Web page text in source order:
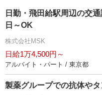
日勤・飛田給駅周辺の交
日～OK
株式会社MSK
日給1万4,500円～
アルバイト・パート / 東京都
製薬グループでの抗体や